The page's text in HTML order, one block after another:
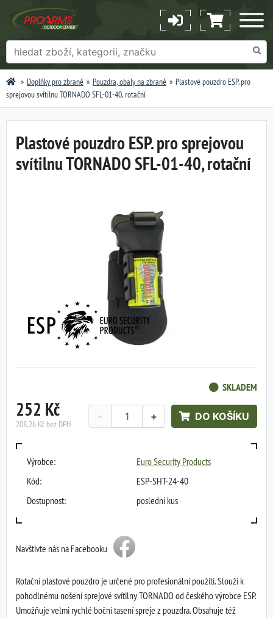
Doplňky pro zbraně Pouzdra, obaly na zbraně
Plastové pouzdro ESP. pro
sprejovou svítilnu TORNADO SFL-01-40, rotační
Plastové pouzdro ESP. pro sprejovou
svítilnu TORNADO SFL-01-40, rotační
SKLADEM
252 Kč
208,26 Kč bez DPH
+
- DO KOŠÍKU
Výrobce:
Euro Security Products
Kód:
ESP-SHT-24-40
Dostupnost:
poslední kus
Navštivte nás na Facebooku
Rotační plastové pouzdro je určené pro profesionální použití. Slouží k
pohodlnému nošení sprejové svítilny TORNADO od českého výrobce ESP.
Umožňuje velmi rychlé boční tasení spreje z pouzdra. Obsahuje též